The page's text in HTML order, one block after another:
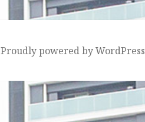
Proudly powered by WordPress